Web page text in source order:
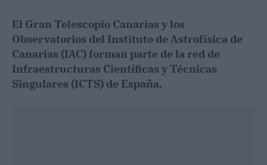
El Gran Telescopio Canarias y los
Observatorios del Instituto de Astrofísica de
Canarias (IAC) forman parte de la red de
Infraestructuras Científicas y Técnicas
Singulares (ICTS) de España.